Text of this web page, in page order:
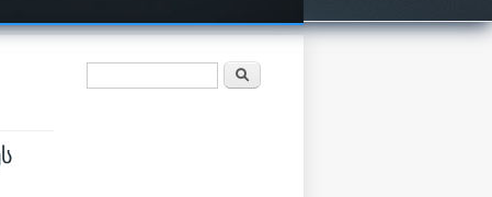
Search form